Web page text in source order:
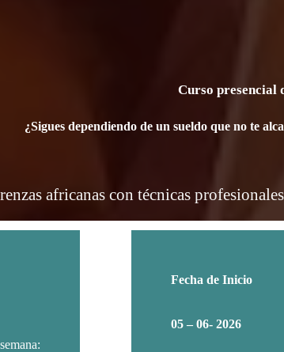
Curso presencial
¿Sigues dependiendo de un sueldo que no te
africanas con técnicas
Fecha de Inicio
05 – 06- 2026